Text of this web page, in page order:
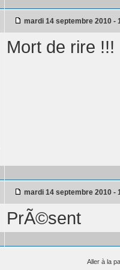
mardi 14 septembre 2010 -
Mort de rire !!!
mardi 14 septembre 2010 -
PrÃ©sent
Aller à la